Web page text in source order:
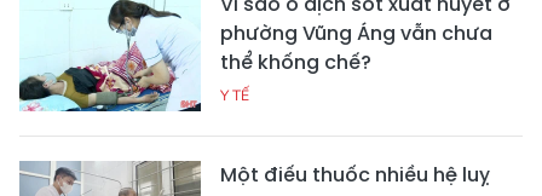
phường Vũng Áng vẫn chưa
thể khống chế?
Y TẾ
Một điếu thuốc nhiều hệ luỵ